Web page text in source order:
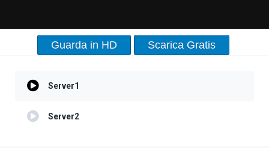
Guarda in HD Scarica Gratis
Server1
Server2